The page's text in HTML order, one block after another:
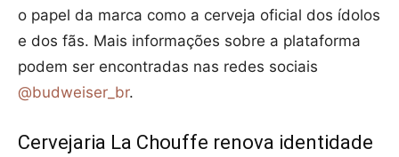
o papel da marca como a cerveja oficial dos ídolos
e dos fãs. Mais informações sobre a plataforma
podem ser encontradas nas redes sociais
@budweiser_br.
Cervejaria La Chouffe renova identidade